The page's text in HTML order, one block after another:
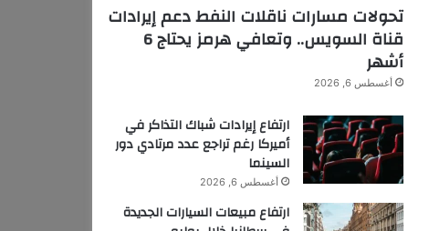
تحولات مسارات ناقلات النفط دعم إيرادات
قناة السويس.. وتعافي هرمز يحتاج 6
أشهر
أغسطس 6, 2026
ارتفاع إيرادات شباك التذاكر في
أميركا رغم تراجع عدد مرتادي دور
السينما
أغسطس 6, 2026
ارتفاع مبيعات السيارات الجديدة